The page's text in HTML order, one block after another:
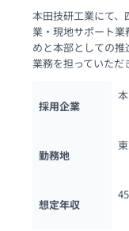
本田技研工業にて
業・現地サポート
めと本部としての
業務を担っていただ
採用企業
勤務地
想定年収